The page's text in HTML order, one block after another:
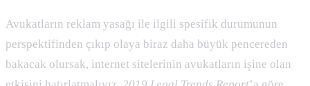
Avukatların reklam yasağı ile ilgili spesifik durumunun
perspektifinden çıkıp olaya biraz daha büyük pencereden
bakacak olursak, internet sitelerinin avukatların işine olan